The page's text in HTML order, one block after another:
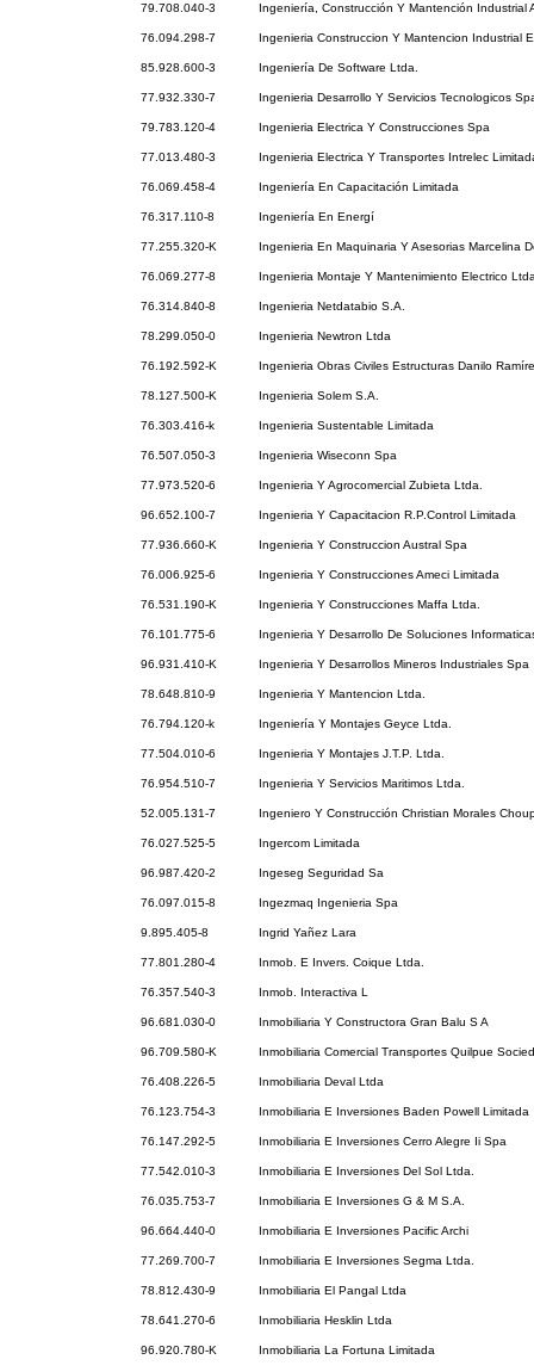
79.708.040-3 Ingeniería, Construcción Y Mantención Industrial
76.094.298-7 Ingenieria Construccion Y Mantencion Industrial
85.928.600-3 Ingeniería De Software Ltda.
77.932.330-7 Ingenieria Desarrollo Y Servicios Tecnologicos
79.783.120-4 Ingenieria Electrica Y Construcciones Spa
77.013.480-3 Ingenieria Electrica Y Transportes Intrelec
76.069.458-4 Ingeniería En Capacitación Limitada
76.317.110-8 Ingeniería En Energí
77.255.320-K Ingenieria En Maquinaria Y Asesorias Marcelina
76.069.277-8 Ingenieria Montaje Y Mantenimiento Electrico
76.314.840-8 Ingenieria Netdatabio S.A.
78.299.050-0 Ingenieria Newtron Ltda
76.192.592-K Ingenieria Obras Civiles Estructuras Danilo
78.127.500-K Ingenieria Solem S.A.
76.303.416-k Ingenieria Sustentable Limitada
76.507.050-3 Ingenieria Wiseconn Spa
77.973.520-6 Ingenieria Y Agrocomercial Zubieta Ltda.
96.652.100-7 Ingenieria Y Capacitacion R.P.Control Limitada
77.936.660-K Ingenieria Y Construccion Austral Spa
76.006.925-6 Ingenieria Y Construcciones Ameci Limitada
76.531.190-K Ingenieria Y Construcciones Maffa Ltda.
76.101.775-6 Ingenieria Y Desarrollo De Soluciones
96.931.410-K Ingenieria Y Desarrollos Mineros Industriales Spa
78.648.810-9 Ingenieria Y Mantencion Ltda.
76.794.120-k Ingeniería Y Montajes Geyce Ltda.
77.504.010-6 Ingenieria Y Montajes J.T.P. Ltda.
76.954.510-7 Ingenieria Y Servicios Maritimos Ltda.
52.005.131-7 Ingeniero Y Construcción Christian Morales
76.027.525-5 Ingercom Limitada
96.987.420-2 Ingeseg Seguridad Sa
76.097.015-8 Ingezmaq Ingenieria Spa
9.895.405-8 Ingrid Yañez Lara
77.801.280-4 Inmob. E Invers. Coique Ltda.
76.357.540-3 Inmob. Interactiva L
96.681.030-0 Inmobiliaria Y Constructora Gran Balu S A
96.709.580-K Inmobiliaria Comercial Transportes Quilpue
76.408.226-5 Inmobiliaria Deval Ltda
76.123.754-3 Inmobiliaria E Inversiones Baden Powell Limitada
76.147.292-5 Inmobiliaria E Inversiones Cerro Alegre Ii Spa
77.542.010-3 Inmobiliaria E Inversiones Del Sol Ltda.
76.035.753-7 Inmobiliaria E Inversiones G & M S.A.
96.664.440-0 Inmobiliaria E Inversiones Pacific Archi
77.269.700-7 Inmobiliaria E Inversiones Segma Ltda.
78.812.430-9 Inmobiliaria El Pangal Ltda
78.641.270-6 Inmobiliaria Hesklin Ltda
96.920.780-K Inmobiliaria La Fortuna Limitada